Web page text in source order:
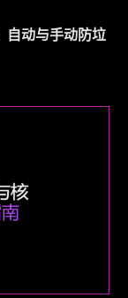
自动与手动防垃